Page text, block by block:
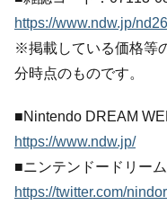
https://www.ndw.jp/
※掲載している価格等
分時点のものです。
■Nintendo DREAM
https://www.ndw.jp/
■ニンテンドードリー
https://twitter.com/